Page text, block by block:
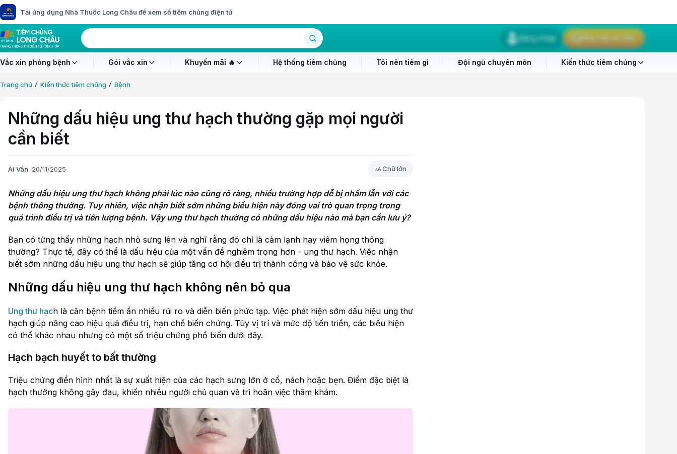
Tải ứng dụng Nhà Thuốc Long Châu để xem sổ tiêm chủng điện tử
Đăng nhập Yêu cầu tư vấn
Vắc xin phòng bệnh Gói vắc xin Khuyến mãi 🔥 Hệ thống tiêm chủng Tôi nên tiêm gì Đội ngũ chuyên môn Kiến thức tiêm chủng
Trang chủ Kiến thức tiêm chủng Bệnh
Những dấu hiệu ung thư hạch thường gặp mọi người
cần biết
Ái Vân 20/11/2025 Chữ lớn
Những dấu hiệu ung thư hạch không phải lúc nào cũng rõ ràng, nhiều trường hợp dễ bị nhầm lẫn với các
bệnh thông thường. Tuy nhiên, việc nhận biết sớm những biểu hiện này đóng vai trò quan trọng trong
quá trình điều trị và tiên lượng bệnh. Vậy ung thư hạch thường có những dấu hiệu nào mà bạn cần lưu ý?
Bạn có từng thấy những hạch nhỏ sưng lên và nghĩ rằng đó chỉ là cảm lạnh hay viêm họng thông
thường? Thực tế, đây có thể là dấu hiệu của một vấn đề nghiêm trọng hơn - ung thư hạch. Việc nhận
biết sớm những dấu hiệu ung thư hạch sẽ giúp tăng cơ hội điều trị thành công và bảo vệ sức khỏe.
Những dấu hiệu ung thư hạch không nên bỏ qua
Ung thư hạch là căn bệnh tiềm ẩn nhiều rủi ro và diễn biến phức tạp. Việc phát hiện sớm dấu hiệu ung thư
hạch giúp nâng cao hiệu quả điều trị, hạn chế biến chứng. Tùy vị trí và mức độ tiến triển, các biểu hiện
có thể khác nhau nhưng có một số triệu chứng phổ biến dưới đây.
Hạch bạch huyết to bất thường
Triệu chứng điển hình nhất là sự xuất hiện của các hạch sưng lớn ở cổ, nách hoặc bẹn. Điểm đặc biệt là
hạch thường không gây đau, khiến nhiều người chủ quan và trì hoãn việc thăm khám.